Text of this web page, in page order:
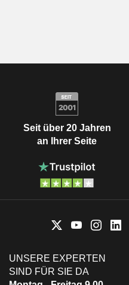
Seit über 20 Jahren
an Ihrer Seite
UNSERE EXPERTEN
SIND FÜR SIE DA